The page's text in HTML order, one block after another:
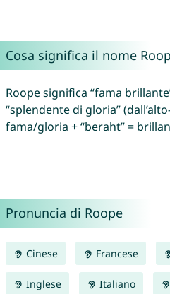
Cosa significa il nome
Roope significa “fama
“splendente di gloria”
fama/gloria + “beraht” =
Pronuncia di Roope
Cinese Francese
Inglese Italiano